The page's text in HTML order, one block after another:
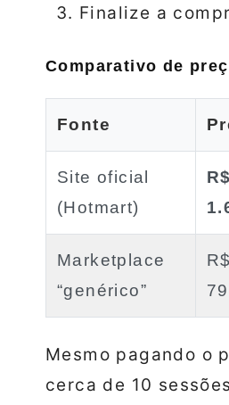
Finalize a
Comparativo de
Fonte
Site oficial
(Hotmart)
R$
Marketplace
“genérico”
R$
Mesmo pagando o
cerca de 10